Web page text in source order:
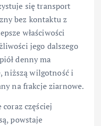
się transport
bez kontaktu z
właściwości
jego dalszego
denny ma
niższą wilgotność i
na frakcje ziarnowe.
częściej
powstaje